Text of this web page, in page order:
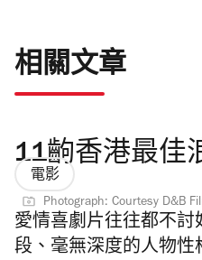
相關文章
11齣香港最佳
電影
Photograph: Courtesy D&B
愛情喜劇片往往都不討
段、毫無深度的人物性